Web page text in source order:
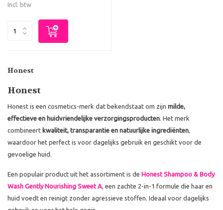
Incl. btw
Honest
Honest
Honest is een cosmetics-merk dat bekendstaat om zijn milde,
effectieve en huidvriendelijke verzorgingsproducten . Het merk
combineert kwaliteit, transparantie en natuurlijke ingrediënten
waardoor het perfect is voor dagelijks gebruik en geschikt voor de
gevoelige huid.
Een populair product uit het assortiment is de Honest Shampoo & Body
Wash Gently Nourishing Sweet A , een zachte 2-in-1 formule die haar en
huid voedt en reinigt zonder agressieve stoffen. Ideaal voor dagelijks